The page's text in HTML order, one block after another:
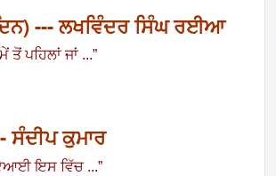
--- ਲਖਵਿੰਦਰ ਸਿੰਘ ਰਈਆ
ਪਹਿਲਾਂ ਜਾਂ ...”
ਕੁਮਾਰ
ਇਸ ਵਿੱਚ ...”